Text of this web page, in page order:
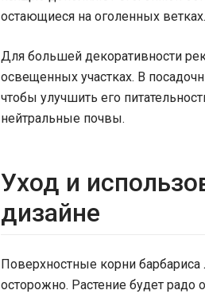
остающиеся на оголенных ветках.
Для большей декоративности
освещенных участках. В
чтобы улучшить его
нейтральные почвы.
Уход и
дизайне
Поверхностные корни
осторожно. Растение будет радо